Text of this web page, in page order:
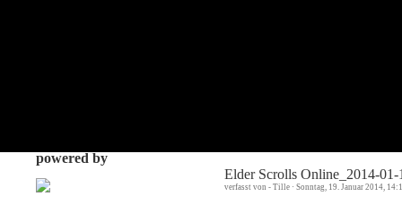
powered by
Elder Scrolls Online_2014-01-
verfasst von - Tille · Sonntag, 19. Januar 2014,